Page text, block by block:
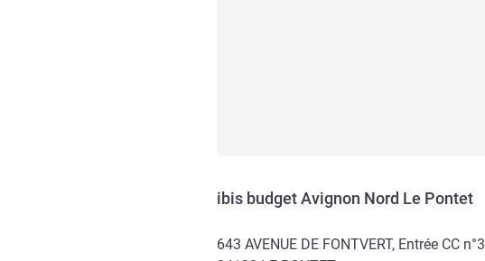
ibis budget Avignon Nord Le Pontet
643 AVENUE DE FONTVERT, Entrée CC n°3